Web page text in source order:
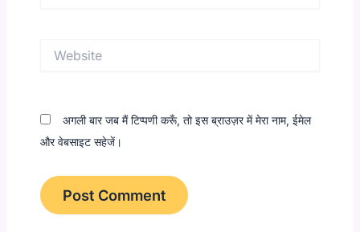
अगली बार जब मैं टिप्पणी करूँ, तो इस ब्राउज़र में मेरा नाम, ईमेल
और वेबसाइट सहेजें।